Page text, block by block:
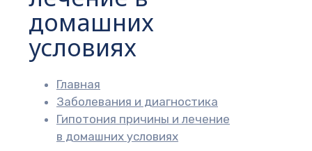
домашних
условиях
Главная
Заболевания и диагностика
Гипотония причины и лечение
в домашних условиях